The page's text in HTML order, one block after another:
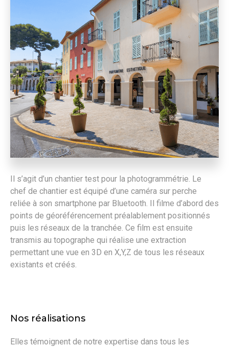
Il s’agit d’un chantier test pour la photogrammétrie. Le
chef de chantier est équipé d’une caméra sur perche
reliée à son smartphone par Bluetooth. Il filme d’abord des
points de géoréférencement préalablement positionnés
puis les réseaux de la tranchée. Ce film est ensuite
transmis au topographe qui réalise une extraction
permettant une vue en 3D en X,Y,Z de tous les réseaux
existants et créés.
Nos réalisations
Elles témoignent de notre expertise dans tous les